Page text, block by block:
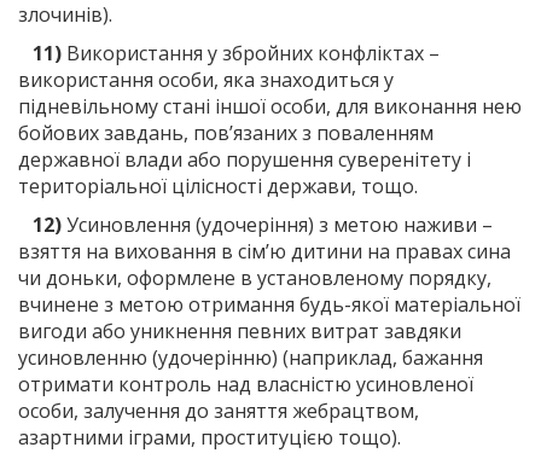
злочинів).
11) Використання у збройних конфліктах –
використання особи, яка знаходиться у
підневільному стані іншої особи, для виконання нею
бойових завдань, пов’язаних з поваленням
державної влади або порушення суверенітету і
територіальної цілісності держави, тощо.
12)Усиновлення (удочеріння) з метою наживи –
взяття на виховання в сім’ю дитини на правах сина
чи доньки, оформлене в установленому порядку,
вчинене з метою отримання будь-якої матеріальної
вигоди або уникнення певних витрат завдяки
усиновленню (удочерінню) (наприклад, бажання
отримати контроль над власністю усиновленої
особи, залучення до заняття жебрацтвом,
азартними іграми, проституцією тощо).